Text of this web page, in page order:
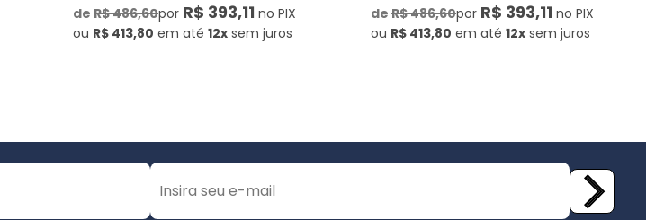
de R$ 486,60por R$ 393,11 no PIX
ou R$ 413,80 em até 12x sem juros
de R$ 486,60por R$ 393,11 no PIX
ou R$ 413,80 em até 12x sem juros